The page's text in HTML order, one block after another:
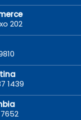
202
1439